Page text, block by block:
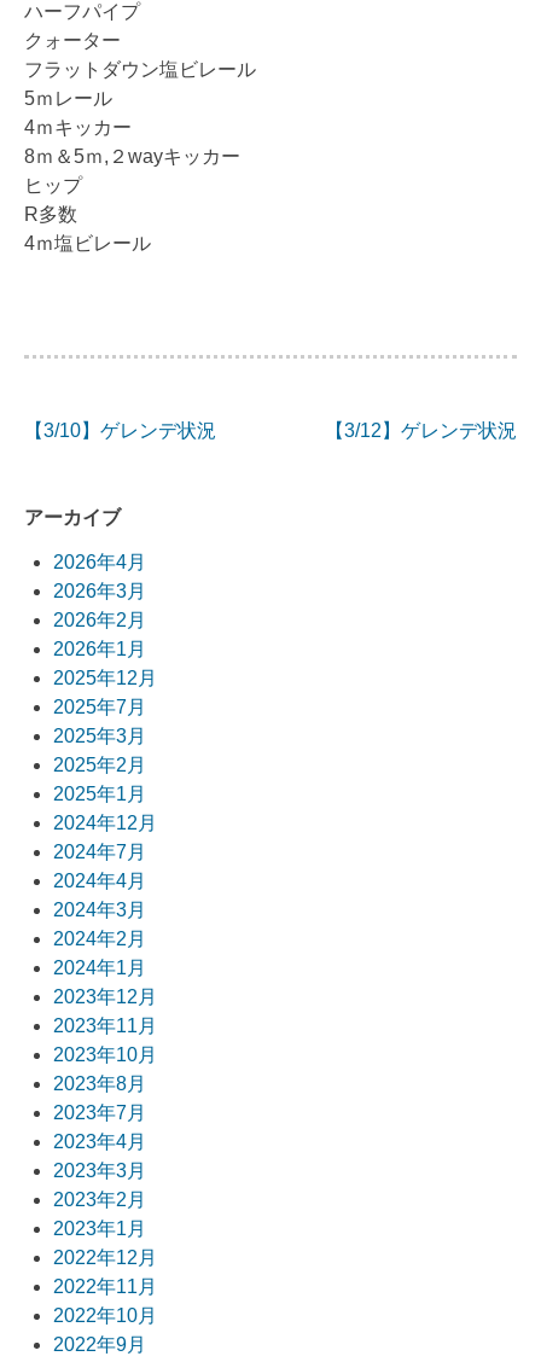
ハーフパイプ
クォーター
フラットダウン塩ビレール
5ｍレール
4ｍキッカー
8ｍ＆5ｍ,２wayキッカー
ヒップ
R多数
4ｍ塩ビレール
稿
ビ
ゲ
ー
シ
ョ
ン
【3/10】ゲレンデ状況 【3/12】ゲレンデ状況
アーカイブ
2026年4月
2026年3月
2026年2月
2026年1月
2025年12月
2025年7月
2025年3月
2025年2月
2025年1月
2024年12月
2024年7月
2024年4月
2024年3月
2024年2月
2024年1月
2023年12月
2023年11月
2023年10月
2023年8月
2023年7月
2023年4月
2023年3月
2023年2月
2023年1月
2022年12月
2022年11月
2022年10月
2022年9月